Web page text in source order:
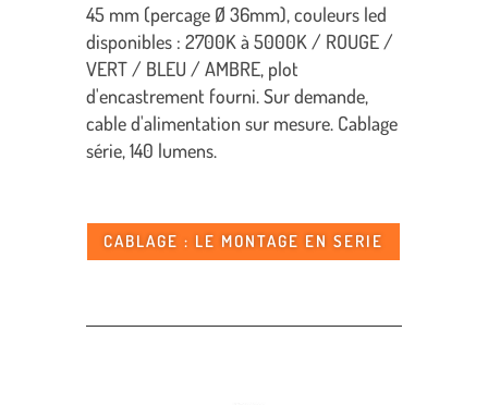
45 mm (percage Ø 36mm), couleurs led
disponibles : 2700K à 5000K / ROUGE /
VERT / BLEU / AMBRE, plot
d'encastrement fourni. Sur demande,
cable d'alimentation sur mesure. Cablage
série, 140 lumens.
CABLAGE : LE MONTAGE EN SERIE